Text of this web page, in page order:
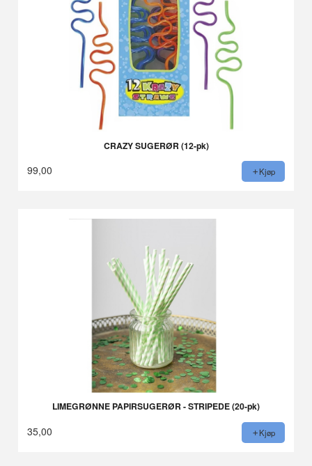
CRAZY SUGERØR (12-pk)
99,00 Kjøp
LIMEGRØNNE PAPIRSUGERØR - STRIPEDE (20-pk)
35,00 Kjøp